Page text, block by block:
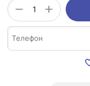
+
−